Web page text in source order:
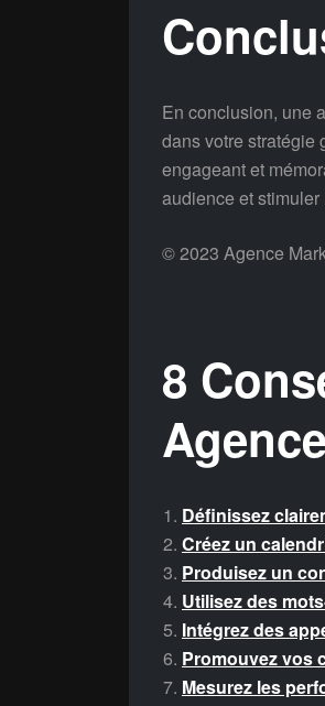
En conclusion, une
dans votre stratégie
engageant et
audience et
© 2023 Agence
8
Définissez
Créez un
Produisez un
Utilisez des
Intégrez des
Promouvez vos
Mesurez les